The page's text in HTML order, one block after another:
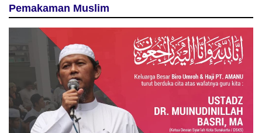
Pemakaman Muslim